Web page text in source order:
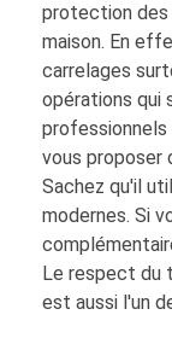
protection
maison. En
carrelages
opérations qui
professionnels
vous proposer
Sachez qu'il
modernes. Si
Le respect du
est aussi l'un